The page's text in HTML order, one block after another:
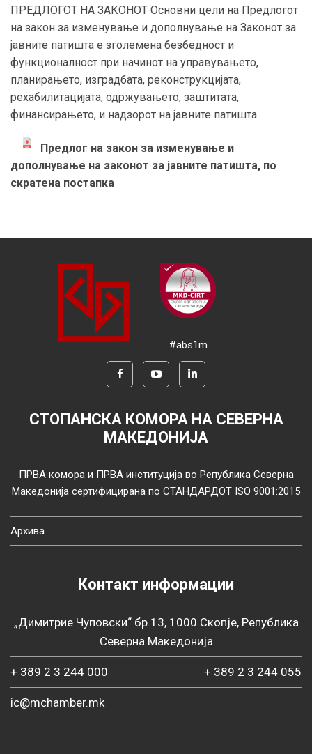
ПРЕДЛОГОТ НА ЗАКОНОТ Основни цели на Предлогот
на закон за изменување и дополнување на Законот за
јавните патишта е зголемена безбедност и
функционалност при начинот на управувањето,
планирањето, изградбата, реконструкцијата,
рехабилитацијата, одржувањето, заштитата,
финансирањето, и надзорот на јавните патишта.
Предлог на закон за изменување и
дополнување на законот за јавните патишта, по
скратена постапка
#abs1m
СТОПАНСКА КОМОРА НА СЕВЕРНА
МАКЕДОНИЈА
ПРВА комора и ПРВА институција во Република Северна
Македонија сертифицирана по СТАНДАРДОТ ISO 9001:2015
Архива
Контакт информации
„Димитрие Чуповски“ бр.13, 1000 Скопје, Република
Северна Македонија
+ 389 2 3 244 000 + 389 2 3 244 055
ic@mchamber.mk